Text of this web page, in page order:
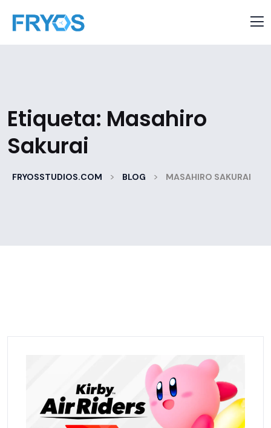
Etiqueta: Masahiro
Sakurai
FRYOSSTUDIOS.COM > BLOG > MASAHIRO SAKURAI